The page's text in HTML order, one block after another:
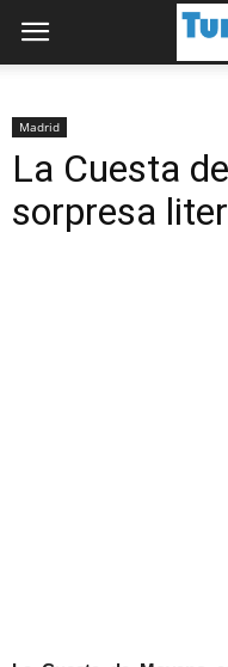
Madrid
La Cuesta
sorpresa